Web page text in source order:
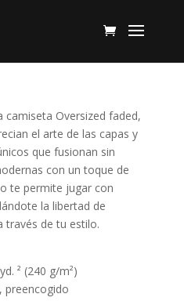
camiseta Oversized faded,
el arte de las capas y
que fusionan sin
con un toque de
te permite jugar con
la libertad de
través de tu estilo.
² (240 g/m²)
preencogido